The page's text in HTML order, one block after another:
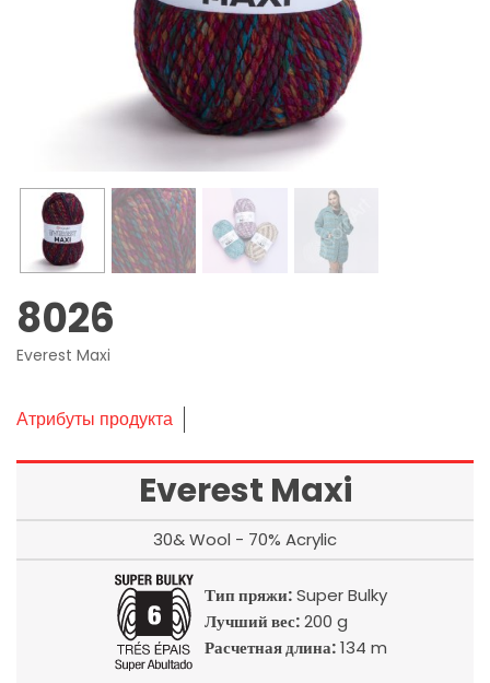
8026
Everest Maxi
Атрибуты продукта
Everest Maxi
30& Wool - 70% Acrylic
Тип пряжи:Super Bulky
Лучший вес:200 g
Расчетная длина:134 m